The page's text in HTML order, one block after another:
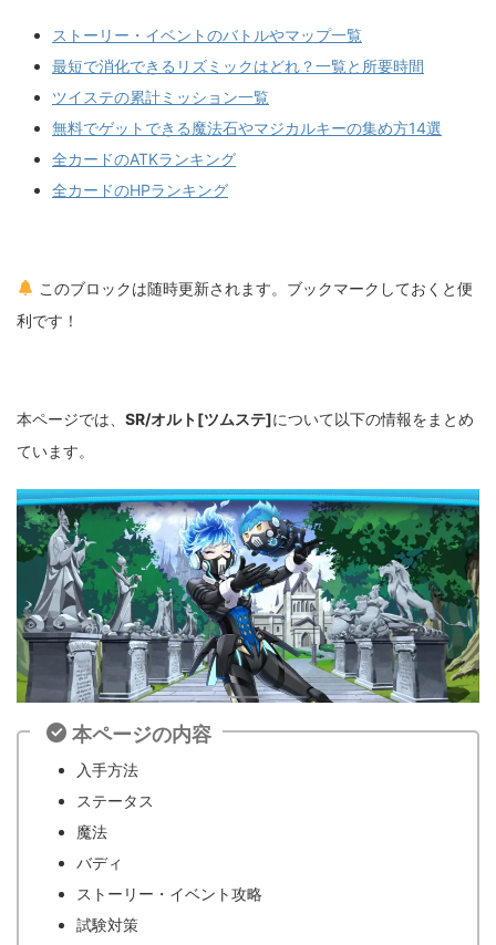
ストーリー・イベントのバトルやマップ一覧
最短で消化できるリズミックはどれ？一覧と所要時間
ツイステの累計ミッション一覧
無料でゲットできる魔法石やマジカルキーの集め方14選
全カードのATKランキング
全カードのHPランキング
このブロックは随時更新されます。ブックマークしておくと便
利です！
本ページでは、 SR/オルト[ツムステ]について以下の情報をまとめ
ています。
本ページの内容
入手方法
ステータス
魔法
バディ
ストーリー・イベント攻略
試験対策